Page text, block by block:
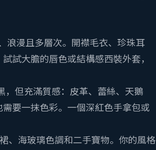
浪漫且多層次。開襟毛衣、珍珠耳
試大膽的唇色或結構感西裝外套，
，但充滿質感：皮革、蕾絲、天鵝
要一抹色彩。一個深紅色手拿包或
、海玻璃色調和二手寶物。你的風格